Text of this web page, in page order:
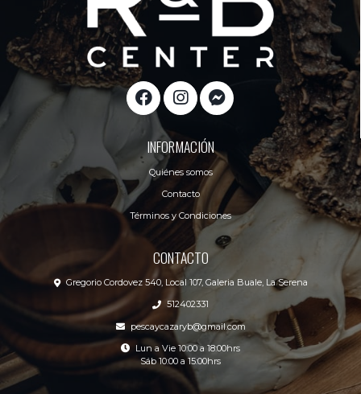
INFORMACIÓN
Quiénes somos
Contacto
Términos y Condiciones
CONTACTO
Gregorio Cordovez 540, Local 107, Galeria Buale, La Serena
512402331
pescaycazaryb@gmail.com
Lun a Vie 10:00 a 18:00hrs
Sáb 10:00 a 15:00hrs